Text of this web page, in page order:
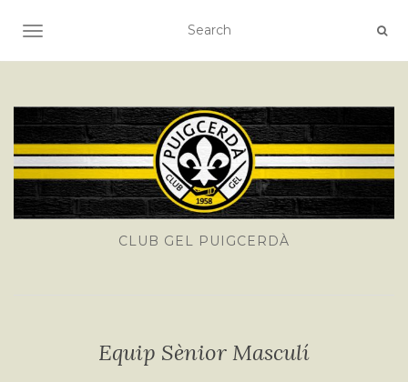
TOGGLE NAVIGATION
CLUB GEL PUIGCERDÀ
Equip Sènior Masculí